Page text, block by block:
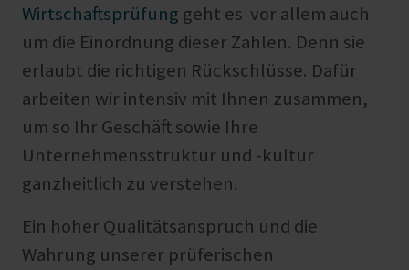
Wirtschaftsprüfung geht es vor allem auch
um die Einordnung dieser Zahlen. Denn sie
erlaubt die richtigen Rückschlüsse. Dafür
arbeiten wir intensiv mit Ihnen zusammen,
um so Ihr Geschäft sowie Ihre
Unternehmensstruktur und -kultur
ganzheitlich zu verstehen.
Ein hoher Qualitätsanspruch und die
Wahrung unserer prüferischen